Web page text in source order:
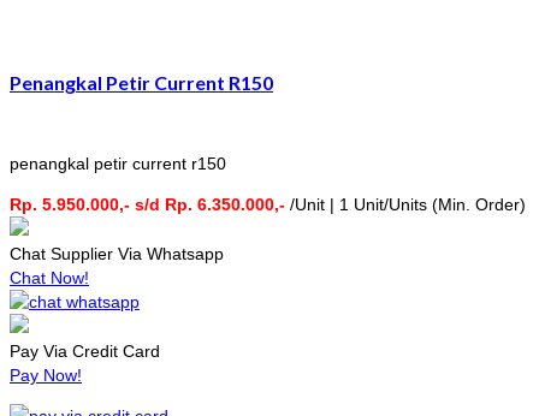
Penangkal Petir Current R150
penangkal petir current r150
Rp. 5.950.000,- s/d Rp. 6.350.000,- /Unit | 1 Unit/Units (Min. Order)
Chat Supplier Via Whatsapp
Chat Now!
Pay Via Credit Card
Pay Now!